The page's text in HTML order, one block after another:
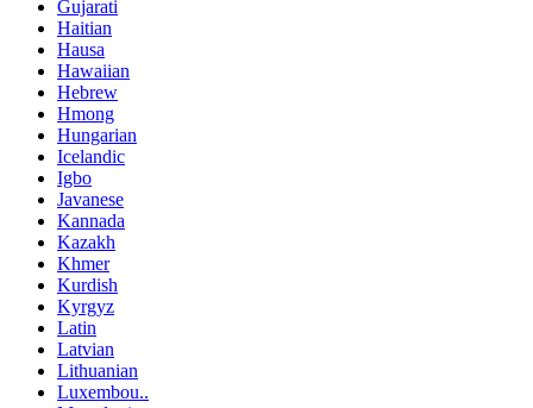
Gujarati
Haitian
Hausa
Hawaiian
Hebrew
Hmong
Hungarian
Icelandic
Igbo
Javanese
Kannada
Kazakh
Khmer
Kurdish
Kyrgyz
Latin
Latvian
Lithuanian
Luxembou..